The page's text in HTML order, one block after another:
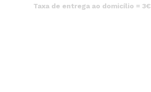
Taxa de entrega ao domicílio = 3€